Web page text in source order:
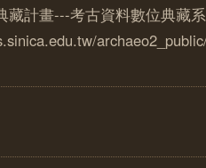
藏計畫---考古資料數位典藏